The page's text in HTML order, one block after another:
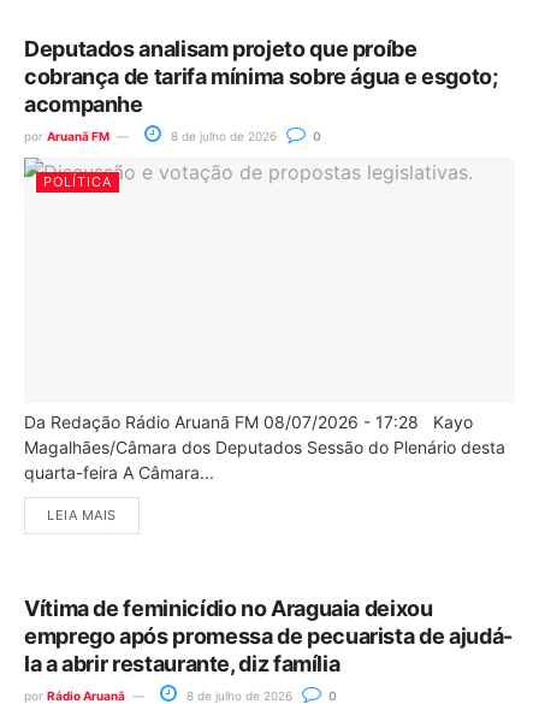
Deputados analisam projeto que proíbe
cobrança de tarifa mínima sobre água e esgoto;
acompanhe
por Aruanã FM 8 de julho de 2026 0
POLÍTICA
Da Redação Rádio Aruanã FM 08/07/2026 - 17:28 Kayo
Magalhães/Câmara dos Deputados Sessão do Plenário desta
quarta-feira A Câmara...
LEIA MAIS
Vítima de feminicídio no Araguaia deixou
emprego após promessa de pecuarista de ajudá-
la a abrir restaurante, diz família
por Rádio Aruanã 8 de julho de 2026 0